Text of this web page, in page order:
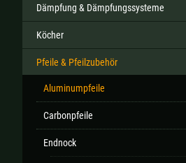
Dämpfung & Dämpfungssysteme
Köcher
Pfeile & Pfeilzubehör
Aluminumpfeile
Carbonpfeile
Endnock
Tschechien |Kč